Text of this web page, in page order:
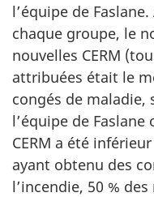
l’équipe de
chaque groupe, le
nouvelles CERM
attribuées était le
congés de maladie,
l’équipe de
CERM a été
ayant obtenu des
l’incendie, 50 %